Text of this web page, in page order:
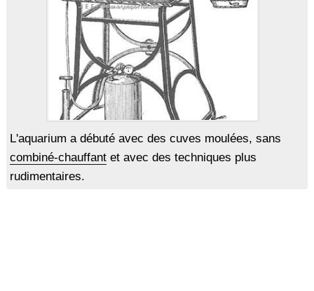
L'aquarium a débuté avec des cuves moulées, sans
combiné-chauffantet avec des techniques plus
rudimentaires.